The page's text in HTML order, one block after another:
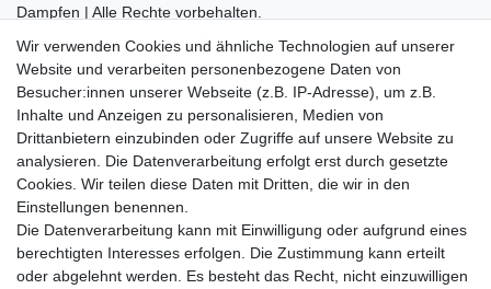
Dampfen | Alle Rechte vorbehalten.
Bitte entschuldigen Sie, wenn wir telefonisch wegen hoher
betrieblicher Auslastung nicht erreichbar sein sollten.
Schreiben Sie uns gerne eine E-Mail mit Ihrer Telefonnummer
und der Bitte um Rückruf.
Wir rufen Sie schnellstmöglich zurück.
Wir versenden in die folgenden Länder
Wir verwenden Cookies und ähnliche Technologien auf unserer
Website und verarbeiten personenbezogene Daten von
Besucher:innen unserer Webseite (z.B. IP-Adresse), um z.B.
Inhalte und Anzeigen zu personalisieren, Medien von
Drittanbietern einzubinden oder Zugriffe auf unsere Website zu
analysieren. Die Datenverarbeitung erfolgt erst durch gesetzte
Cookies. Wir teilen diese Daten mit Dritten, die wir in den
Einstellungen benennen.
Die Datenverarbeitung kann mit Einwilligung oder aufgrund eines
berechtigten Interesses erfolgen. Die Zustimmung kann erteilt
oder abgelehnt werden. Es besteht das Recht, nicht einzuwilligen